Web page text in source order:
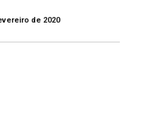
de 2020